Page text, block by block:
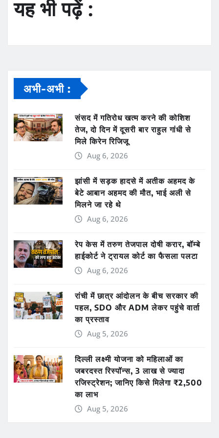
यह भी पढ़ें :
अभी-अभी :
संसद में गतिरोध खत्म करने की कोशिश
तेज, दो दिन में दूसरी बार राहुल गांधी से
मिले किरेन रिजिजू
Aug 6, 2026
झांसी में सड़क हादसे में अतीक अहमद के
बेटे आबान अहमद की मौत, भाई अली से
मिलने जा रहे थे
Aug 6, 2026
रेप केस में तरुण तेजपाल दोषी करार, बॉम्बे
हाईकोर्ट ने ट्रायल कोर्ट का फैसला पलटा
Aug 6, 2026
रांची में छात्र आंदोलन के बीच सरकार की
पहल, SDO और ADM लेकर पहुंचे वार्ता
का प्रस्ताव
Aug 5, 2026
दिल्ली लक्ष्मी योजना को महिलाओं का
जबरदस्त रिस्पॉन्स, 3 लाख से ज्यादा
रजिस्ट्रेशन; जानिए किसे मिलेगा ₹2,500
का लाभ
Aug 5, 2026